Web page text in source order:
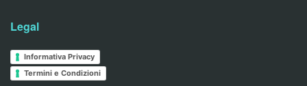
Legal
Informativa Privacy
Termini e Condizioni